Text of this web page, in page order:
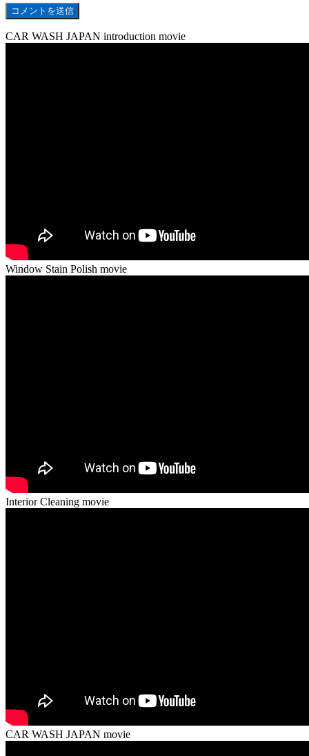
CAR WASH JAPAN introduction movie
Window Stain Polish movie
Interior Cleaning movie
CAR WASH JAPAN movie